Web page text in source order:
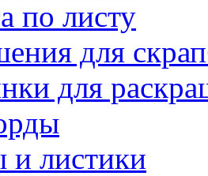
по листу
для
для
и листики